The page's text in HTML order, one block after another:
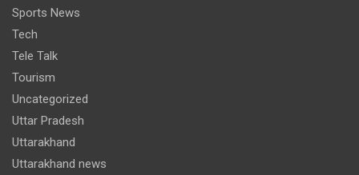
Sports News
Tech
Tele Talk
Tourism
Uncategorized
Uttar Pradesh
Uttarakhand
Uttarakhand news